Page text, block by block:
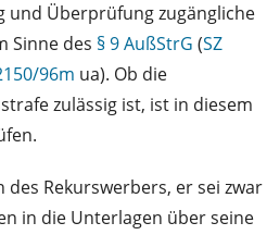
und Überprüfung zugängliche
Sinne des § 9 AußStrG (SZ
96m ua). Ob die
zulässig ist, ist in diesem
Rekurswerbers, er sei zwar
in die Unterlagen über seine